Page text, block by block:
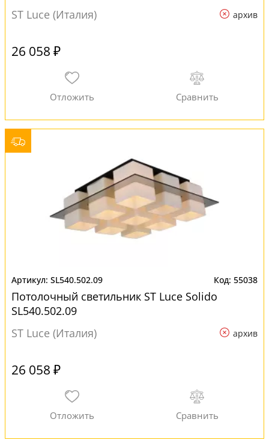
ST Luce (Италия)
архив
26 058 ₽
SL540.502.09 55038
Потолочный светильник ST Luce Solido
SL540.502.09
ST Luce (Италия)
архив
26 058 ₽